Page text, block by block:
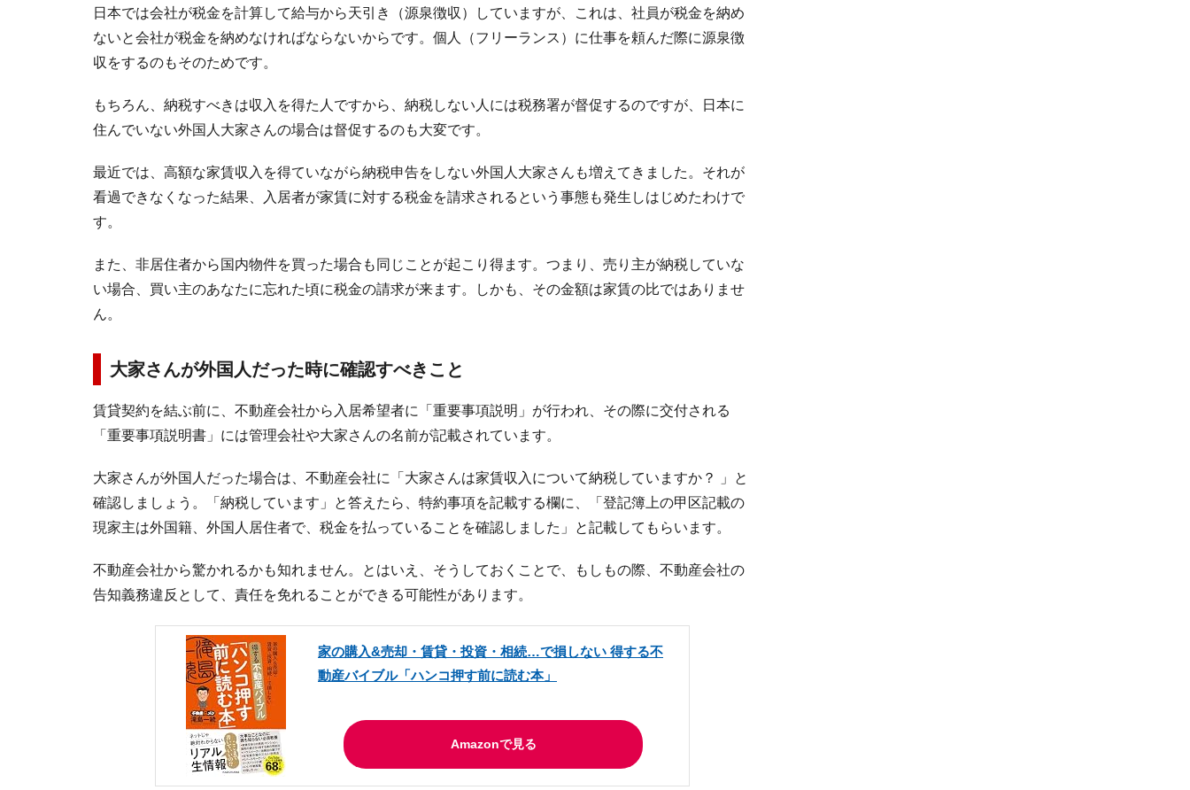
日本では会社が税金を計算して給与から天引き（源泉徴収）していますが、これは、社員が税金を納め
ないと会社が税金を納めなければならないからです。個人（フリーランス）に仕事を頼んだ際に源泉徴
収をするのもそのためです。
もちろん、納税すべきは収入を得た人ですから、納税しない人には税務署が督促するのですが、日本に
住んでいない外国人大家さんの場合は督促するのも大変です。
最近では、高額な家賃収入を得ていながら納税申告をしない外国人大家さんも増えてきました。それが
看過できなくなった結果、入居者が家賃に対する税金を請求されるという事態も発生しはじめたわけで
す。
また、非居住者から国内物件を買った場合も同じことが起こり得ます。つまり、売り主が納税していな
い場合、買い主のあなたに忘れた頃に税金の請求が来ます。しかも、その金額は家賃の比ではありませ
ん。
大家さんが外国人だった時に確認すべきこと
賃貸契約を結ぶ前に、不動産会社から入居希望者に「重要事項説明」が行われ、その際に交付される
「重要事項説明書」には管理会社や大家さんの名前が記載されています。
大家さんが外国人だった場合は、不動産会社に「大家さんは家賃収入について納税していますか？ 」と
確認しましょう。「納税しています」と答えたら、特約事項を記載する欄に、「登記簿上の甲区記載の
現家主は外国籍、外国人居住者で、税金を払っていることを確認しました」と記載してもらいます。
不動産会社から驚かれるかも知れません。とはいえ、そうしておくことで、もしもの際、不動産会社の
告知義務違反として、責任を免れることができる可能性があります。
家の購入&売却・賃貸・投資・相続…で損しない 得する不
動産バイブル「ハンコ押す前に読む本」
Amazonで見る